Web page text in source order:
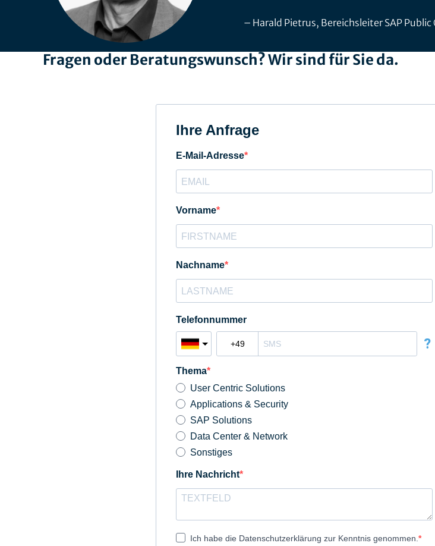
Harald Pietrus, Bereichsleiter SAP Public
Fragen oder Beratungswunsch? Wir sind für Sie da.